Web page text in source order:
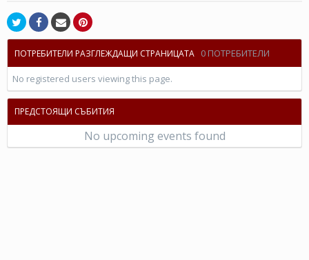
ПОТРЕБИТЕЛИ РАЗГЛЕЖДАЩИ СТРАНИЦАТА 0 ПОТРЕБИТЕЛИ
No registered users viewing this page.
ПРЕДСТОЯЩИ СЪБИТИЯ
No upcoming events found